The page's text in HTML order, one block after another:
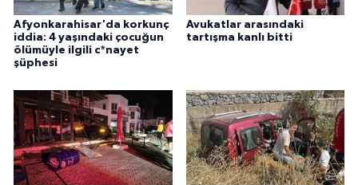
Afyonkarahisar'da korkunç
iddia: 4 yaşındaki çocuğun
ölümüyle ilgili c*nayet
şüphesi
Avukatlar arasındaki
tartışma kanlı bitti